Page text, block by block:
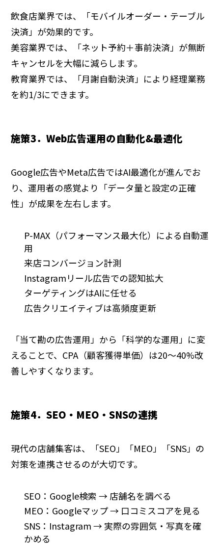
飲食店業界では、「モバイルオーダー・テーブル
決済」が効果的です。
美容業界では、「ネット予約＋事前決済」が無断
キャンセルを大幅に減らします。
教育業界では、「月謝自動決済」により経理業務
を約1/3にできます。
施策3．Web広告運用の自動化&最適化
Google広告やMeta広告ではAI最適化が進んでお
り、運用者の感覚より「データ量と設定の正確
性」が成果を左右します。
P-MAX（パフォーマンス最大化）による自動運
用
来店コンバージョン計測
Instagramリール広告での認知拡大
ターゲティングはAIに任せる
広告クリエイティブは高頻度更新
「当て勘の広告運用」から「科学的な運用」に変
えることで、CPA（顧客獲得単価）は20〜40%改
善しやすくなります。
施策4．SEO・MEO・SNSの連携
現代の店舗集客は、「SEO」「MEO」「SNS」の
対策を連携させるのが大切です。
SEO：Google検索 → 店舗名を調べる
MEO：Googleマップ → 口コミスコアを見る
SNS：Instagram → 実際の雰囲気・写真を確
かめる